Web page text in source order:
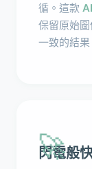
循。這款
保留原始
一致的結果
🚀
閃電般